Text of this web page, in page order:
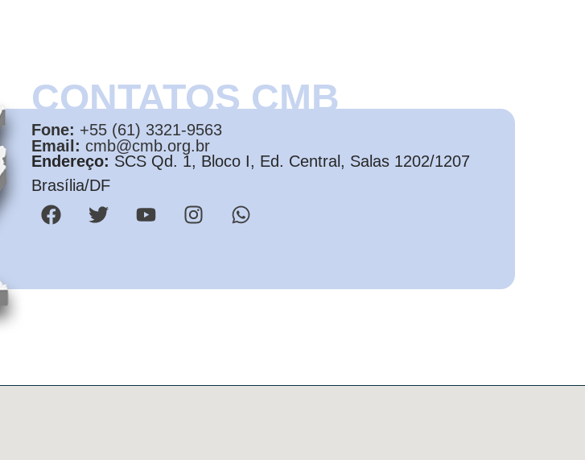
CONTATOS CMB
Fone: +55 (61) 3321-9563
Email: cmb@cmb.org.br
Endereço: SCS Qd. 1, Bloco I, Ed. Central, Salas 1202/1207
Brasília/DF